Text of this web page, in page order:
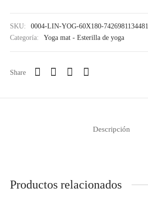
SKU:
0004-LIN-YOG-60X180-7426981134481
Categoría:
Yoga mat - Esterilla de yoga
Share
Descripción
Productos relacionados